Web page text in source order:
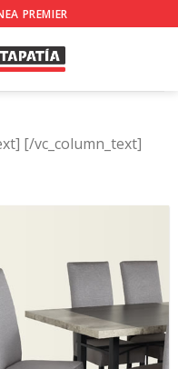
PREMIER
[/vc_column_text]